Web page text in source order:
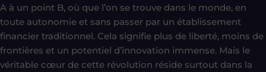
A à un point B, où que l’on se trouve dans le monde, en
toute autonomie et sans passer par un établissement
financier traditionnel. Cela signifie plus de liberté, moins de
frontières et un potentiel d’innovation immense. Mais le
véritable cœur de cette révolution réside surtout dans la